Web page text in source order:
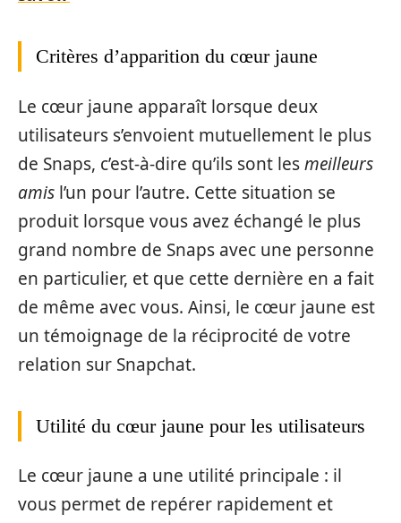
Critères d’apparition du cœur jaune
Le cœur jaune apparaît lorsque deux
utilisateurs s’envoient mutuellement le plus
de Snaps, c’est-à-dire qu’ils sont lesmeilleurs
amis l’un pour l’autre. Cette situation se
produit lorsque vous avez échangé le plus
grand nombre de Snaps avec une personne
en particulier, et que cette dernière en a fait
de même avec vous. Ainsi, le cœur jaune est
un témoignage de la réciprocité de votre
relation sur Snapchat.
Utilité du cœur jaune pour les utilisateurs
Le cœur jaune a une utilité principale : il
vous permet de repérer rapidement et